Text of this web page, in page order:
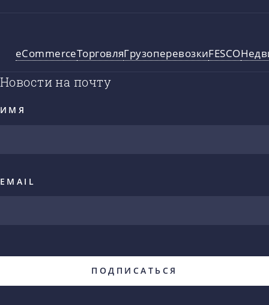
eCommerceТорговляГрузоперевозкиFESCO
Новости на почту
ИМЯ
EMAIL